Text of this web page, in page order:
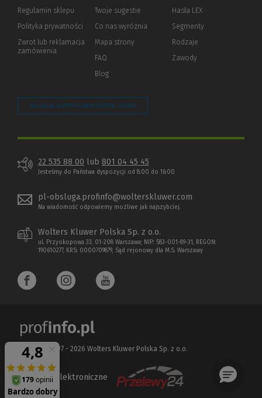
Regulamin sklepu
Polityka prywatności (Nowe
(Link
innej
Zwrot lub reklamacja
zamówienia
innej
strony)
Twoje sugestie
Co nas wyróżnia
Mapa strony
FAQ
Blog
Hasła LEX
Segmenty
Rodzaje
Zawody
Zarządzaj preferencjami plików cookie
22 535 88 00 lub 801 04 45 45
Jesteśmy do Państwa dyspozycji od 8:00 do 16:00
pl-obsluga.profinfo@wolterskluwer.com
Na wiadomość odpowiemy możliwe jak najszybciej.
Wolters Kluwer Polska Sp. z o.o.
ul. Przyokopowa 33, 01-208 Warszawa; NIP: 583-001-89-31, REGON:
190610277, KRS: 0000709879, Sąd rejonowy dla M.S. Warszawy
Copyright 1997 - 2026 Wolters Kluwer Polska Sp. z o.o.
Płatności elektroniczne
(Nowe
okno)
(Link
do